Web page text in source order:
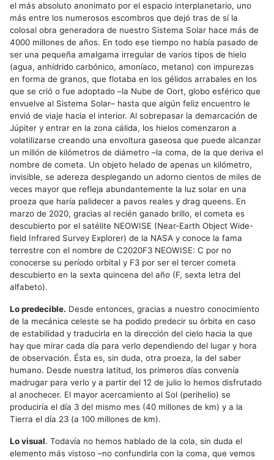
el más absoluto anonimato por el espacio interplanetario, uno
más entre los numerosos escombros que dejó tras de sí la
colosal obra generadora de nuestro Sistema Solar hace más de
4000 millones de años. En todo ese tiempo no había pasado de
ser una pequeña amalgama irregular de varios tipos de hielo
(agua, anhídrido carbónico, amoníaco, metano) con impurezas
en forma de granos, que flotaba en los gélidos arrabales en los
que se crió o fue adoptado –la Nube de Oort, globo esférico que
envuelve al Sistema Solar– hasta que algún feliz encuentro le
envió de viaje hacia el interior. Al sobrepasar la demarcación de
Júpiter y entrar en la zona cálida, los hielos comenzaron a
volatilizarse creando una envoltura gaseosa que puede alcanzar
un millón de kilómetros de diámetro –la coma, de la que deriva el
nombre de cometa. Un objeto helado de apenas un kilómetro,
invisible, se adereza desplegando un adorno cientos de miles de
veces mayor que refleja abundantemente la luz solar en una
proeza que haría palidecer a pavos reales y drag queens. En
marzo de 2020, gracias al recién ganado brillo, el cometa es
descubierto por el satélite NEOWISE (Near-Earth Object Wide-
field Infrared Survey Explorer) de la NASA y conoce la fama
terrestre con el nombre de C2020F3 NEOWISE: C por no
conocerse su período orbital y F3 por ser el tercer cometa
descubierto en la sexta quincena del año (F, sexta letra del
alfabeto).
Lo predecible. Desde entonces, gracias a nuestro conocimiento
de la mecánica celeste se ha podido predecir su órbita en caso
de estabilidad y traducirla en la dirección del cielo hacia la que
hay que mirar cada día para verlo dependiendo del lugar y hora
de observación. Ésta es, sin duda, otra proeza, la del saber
humano. Desde nuestra latitud, los primeros días convenía
madrugar para verlo y a partir del 12 de julio lo hemos disfrutado
al anochecer. El mayor acercamiento al Sol (perihelio) se
produciría el día 3 del mismo mes (40 millones de km) y a la
Tierra el día 23 (a 100 millones de km).
Lo visual. Todavía no hemos hablado de la cola, sin duda el
elemento más vistoso –no confundirla con la coma, que vemos